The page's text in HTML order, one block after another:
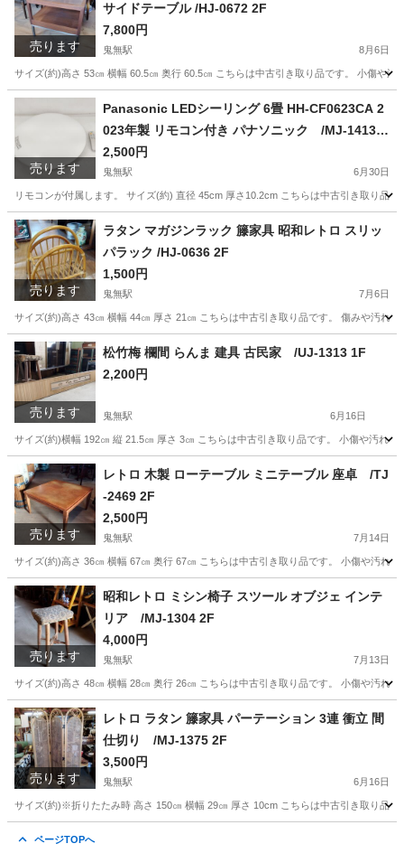
売ります
サイドテーブル /HJ-0672 2F
7,800円
鬼無駅 8月6日
サイズ(約)高さ 53㎝ 横幅 60.5㎝ 奥行 60.5㎝ こちらは中古引き取り品です。 小傷や
香川 高松市 デコラ
売ります
Panasonic LEDシーリング 6畳 HH-CF0623CA 2
023年製 リモコン付き パナソニック /MJ-1413 1
FO
2,500円
鬼無駅 6月30日
リモコンが付属します。 サイズ(約) 直径 45cm 厚さ10.2cm こちらは中古引き取り品
香川 高松市 鬼無駅 照明器具
売ります
ラタン マガジンラック 籐家具 昭和レトロ スリッ
パラック /HJ-0636 2F
1,500円
鬼無駅 7月6日
サイズ(約)高さ 43㎝ 横幅 44㎝ 厚さ 21㎝ こちらは中古引き取り品です。 傷みや汚れ
香川 高松市 鬼無駅 収納家具 レトロ
売ります
松竹梅 欄間 らんま 建具 古民家 /UJ-1313 1F
2,200円
鬼無駅 6月16日
サイズ(約)横幅 192㎝ 縦 21.5㎝ 厚さ 3㎝ こちらは中古引き取り品です。 小傷や汚れ
香川 高松市 鬼無駅 その他 らんま
売ります
レトロ 木製 ローテーブル ミニテーブル 座卓 /TJ
-2469 2F
2,500円
鬼無駅 7月14日
サイズ(約)高さ 36㎝ 横幅 67㎝ 奥行 67㎝ こちらは中古引き取り品です。 小傷や汚れ
香川 高松市 鬼無駅 レトロ
売ります
昭和レトロ ミシン椅子 スツール オブジェ インテ
リア /MJ-1304 2F
4,000円
鬼無駅 7月13日
サイズ(約)高さ 48㎝ 横幅 28㎝ 奥行 26㎝ こちらは中古引き取り品です。 小傷や汚れ
香川 高松市 鬼無駅 レトロ
売ります
レトロ ラタン 籐家具 パーテーション 3連 衝立 間
仕切り /MJ-1375 2F
3,500円
鬼無駅 6月16日
サイズ(約)※折りたたみ時 高さ 150㎝ 横幅 29㎝ 厚さ 10cm こちらは中古引き取り品
ページTOPへ